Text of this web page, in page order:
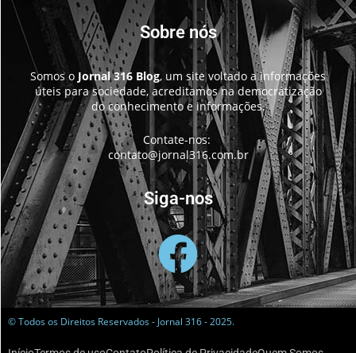
Sobre nós
Somos o Jornal 316 Blog, um site voltado a informações
úteis para sociedade, acreditamos na democratização
do conhecimento e informações.
Contate-nos:
contato@jornal316.com.br
Siga-nos
© Todos os Direitos Reservados - Jornal 316 - 2025.